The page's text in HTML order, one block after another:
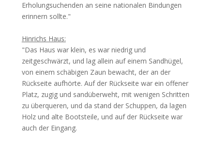
Erholungsuchenden an seine nationalen Bindungen
erinnern sollte."
Hinrichs Haus:
"Das Haus war klein, es war niedrig und
zeitgeschwärzt, und lag allein auf einem Sandhügel,
von einem schäbigen Zaun bewacht, der an der
Rückseite aufhörte. Auf der Rückseite war ein offener
Platz, zugig und sandüberweht, mit wenigen Schritten
zu überqueren, und da stand der Schuppen, da lagen
Holz und alte Bootsteile, und auf der Rückseite war
auch der Eingang.